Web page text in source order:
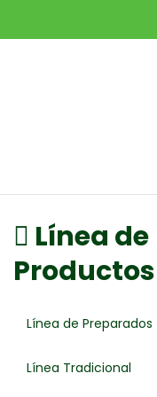
Línea de
Productos
Línea de Preparados
Línea Tradicional